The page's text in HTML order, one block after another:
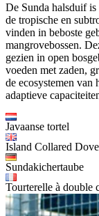
De Sunda halsduif
de tropische en
vinden in beboste
mangrovebossen.
gezien in open
voeden met zaden,
de ecosystemen van
adaptieve
Javaanse tortel
Island Collared Dove
Sundakichertaube
Tourterelle à double